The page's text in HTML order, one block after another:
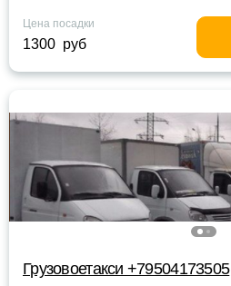
Цена посадки
1300 руб
Грузовоетакси +79504173505